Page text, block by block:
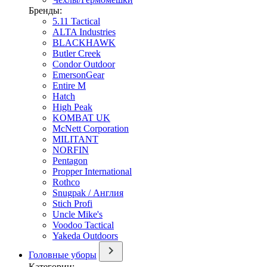
Бренды:
5.11 Tactical
ALTA Industries
BLACKHAWK
Butler Creek
Condor Outdoor
EmersonGear
Entire M
Hatch
High Peak
KOMBAT UK
McNett Corporation
MILITANT
NORFIN
Pentagon
Propper International
Rothco
Snugpak / Англия
Stich Profi
Uncle Mike's
Voodoo Tactical
Yakeda Outdoors
Головные уборы